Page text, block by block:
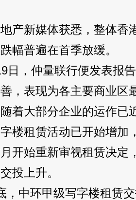
产新媒体获悉，整体香
幅普遍在首季放缓。
日，仲量联行便发表报
，表现为各主要商业区
着大部分企业的运作已
楼租赁活动已开始增加
开始重新审视租赁决定
投上升。
，中环甲级写字楼租赁